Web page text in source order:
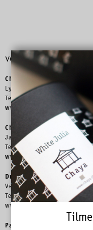
VORES BUTIKKER &
Chaya
Lyngby Hovedgade 9A, 2800
Telefon 4593 9090 –
www.chaya.dk
Chaya
Jægersborg Allé 37, 2920
Telefon 3990 9097 –
www.chaya.dk
Dronning Louises Tehus
Ved Slotshaven 12, 2820
Telefon 3132 3960 –
Paradehuset